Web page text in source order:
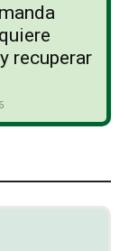
recuperar